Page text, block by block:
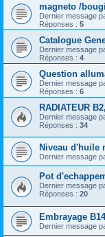
magneto /
Dernier message
Réponses : 5
Catalogue
Dernier message
Réponses : 4
Question
Dernier message
Réponses : 6
RADIATEUR
Dernier message
Réponses : 34
Niveau d'huile
Dernier message
Pot
Dernier message
Réponses : 20
Embrayage B14
Dernier message